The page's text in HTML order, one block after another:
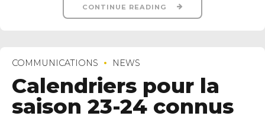
CONTINUE READING
COMMUNICATIONS NEWS
Calendriers pour la
saison 23-24 connus